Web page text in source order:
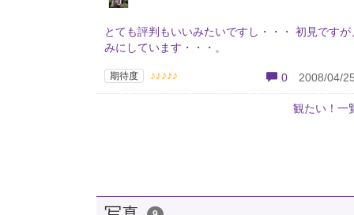
とても評判もいいみたいですし・・・ 初見ですが
みにしています・・・。
期待度 ♪♪♪♪♪ 0 2008/04/
観たい！一